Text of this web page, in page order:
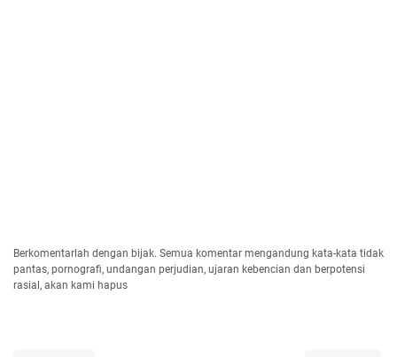
Berkomentarlah dengan bijak. Semua komentar mengandung kata-kata tidak
pantas, pornografi, undangan perjudian, ujaran kebencian dan berpotensi
rasial, akan kami hapus